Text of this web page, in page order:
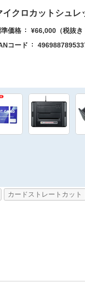
イクロカットシュレ
価格 ¥66,000 （税抜
コード
カードストレートカット